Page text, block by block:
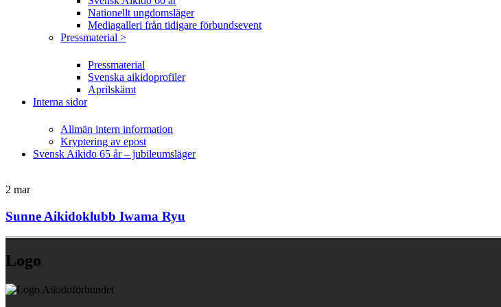
Nationellt ungdomsläger
Mediagalleri från tidigare förbundsevent
Pressmaterial >
Pressmaterial
Svenska aikidoprofiler
Aprilskämt
Interna sidor
Allmän intern information
Kryptering av epost
Svensk Aikido 65 år – jubileumsläger
2 mar
Sunne Aikidoklubb Iwama Ryu
Logo